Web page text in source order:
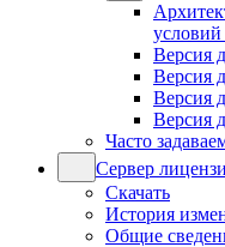
условий
Версия
Версия
Версия
Версия
Часто
Сервер
Скачать
История
Общие